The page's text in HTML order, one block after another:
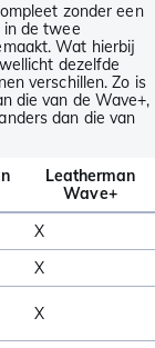
zonder een
in de twee
Wat hierbij
dezelfde
verschillen. Zo is
die van de Wave+,
dan die van
Leatherman
Wave+
X
X
X